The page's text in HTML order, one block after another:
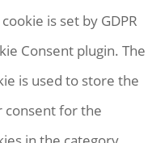
is set by GDPR
Consent plugin. The
is used to store the
consent for the